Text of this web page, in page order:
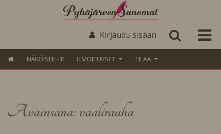
Kirjaudu sisään
NÄKÖISLEHTI ILMOITUKSET TILAA
Avainsana: vaalirauha